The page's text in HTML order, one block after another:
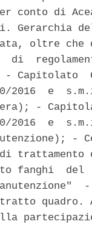
conto di
Gerarchia
oltre che
di
-
2016  e
-
2016  e
-
fanghi
quadro.